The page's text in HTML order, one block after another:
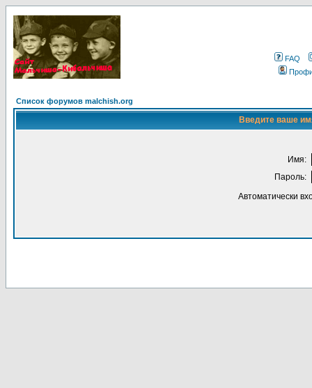
FAQ
Список форумов malchish.org
Введите ваше
Имя:
Пароль:
Автоматически